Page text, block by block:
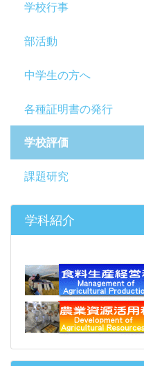
学校行事
部活動
中学生の方へ
各種証明書の発行
学校評価
課題研究
学科紹介